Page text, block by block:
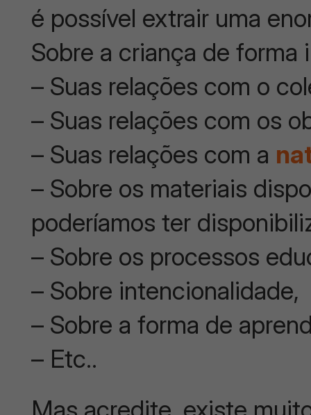
é possível extrair uma
Sobre a criança de
– Suas relações com o
– Suas relações com os
– Suas relações com a
– Sobre os materiais
poderíamos ter
– Sobre os processos
– Sobre intencionalidade,
– Sobre a forma de
– Etc..